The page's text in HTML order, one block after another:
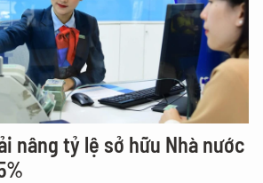
nâng tỷ lệ sở hữu Nhà nước